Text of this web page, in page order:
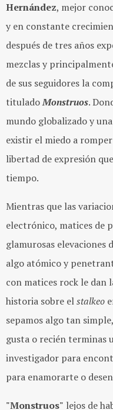
Hernández, mejor
y en constante
después de tres años
mezclas y
de sus seguidores la
tituladoMonstruos.
mundo globalizado y
existir el miedo a
libertad de expresión
tiempo.
Mientras que las
electrónico, matices de
glamurosas elevaciones
algo atómico y
con matices rock le dan
historia sobre elstalkeo
sepamos algo tan
gusta o recién terminas
investigador para
para enamorarte o
"Monstruos" lejos de